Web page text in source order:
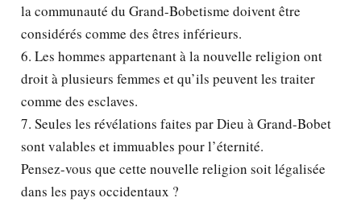
la communauté du Grand-Bobetisme doivent être
considérés comme des êtres inférieurs.
6. Les hommes appartenant à la nouvelle religion ont
droit à plusieurs femmes et qu’ils peuvent les traiter
comme des esclaves.
7. Seules les révélations faites par Dieu à Grand-Bobet
sont valables et immuables pour l’éternité.
Pensez-vous que cette nouvelle religion soit légalisée
dans les pays occidentaux ?